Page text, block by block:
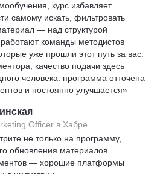
курс избавляет
самому искать, фильтровать
— над структурой
команды методистов
уже прошли этот путь за вас.
качество подачи здесь
человека: программа отточена
и постоянно улучшается»
Officer в Хабре
не только на программу,
обновления материалов
— хорошие платформы